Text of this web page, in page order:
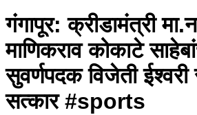
गंगापूर: क्रीडामंत्री
माणिकराव कोकाटे
सुवर्णपदक विजेती ईश्वरी
सत्कार #sports